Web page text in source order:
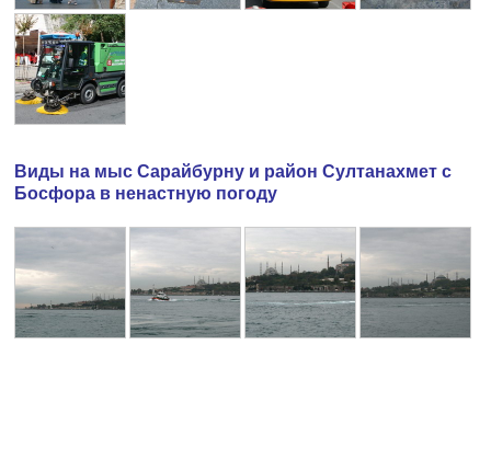
Виды на мыс Сарайбурну и район Султанахмет с
Босфора в ненастную погоду